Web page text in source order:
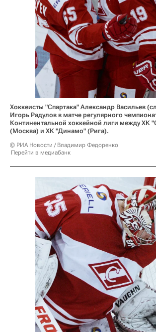
Хоккеисты "Спартака" Александр Васильев
Игорь Радулов в матче регулярного
Континентальной хоккейной лиги между ХК
(Москва) и ХК "Динамо" (Рига).
© РИА Новости / Владимир Федоренко
Перейти в медиабанк